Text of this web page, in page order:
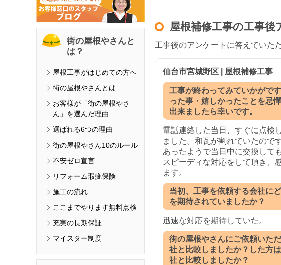
街の屋根やさんと
は？
屋根工事がはじめての方へ
街の屋根やさんとは
お客様が「街の屋根やさ
ん」を選んだ理由
選ばれる6つの理由
街の屋根やさん10のルール
不安ゼロ宣言
リフォーム瑕疵保険
施工の流れ
ここまでやります無料点検
充実の長期保証
マイスター制度
屋根補修工事の工事後
工事後のアンケートに答えていた
仙台市宮城野区 | 屋根補修工事
工事が終わってみていかがで
った事・嬉しかったことを忌
出来ましたら幸いです。
電話連絡した当日、すぐに点検
ました。和瓦が割れていたので
あったようで当日中に交換して
スピーディな対応をして頂き、
ます。
当初、工事を依頼する会社に
を期待されていましたか？
迅速な対応を期待していた。
街の屋根やさんにご依頼いた
社と比較しましたか？した方
社と比較しましたか？